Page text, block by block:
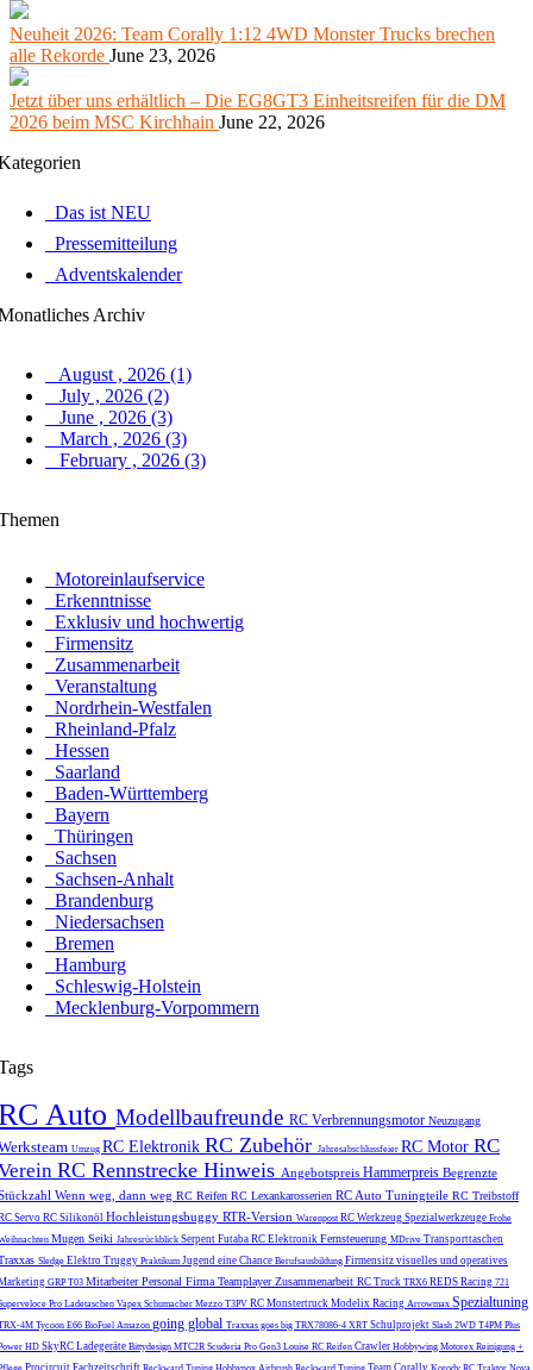
Neuheit 2026: Team Corally 1:12 4WD Monster Trucks brechen
alle Rekorde June 23, 2026
Jetzt über uns erhältlich – Die EG8GT3 Einheitsreifen für die DM
2026 beim MSC Kirchhain June 22, 2026
Das ist NEU
Pressemitteilung
Adventskalender
Archiv
August , 2026 (1)
July , 2026 (2)
June , 2026 (3)
March , 2026 (3)
February , 2026 (3)
Motoreinlaufservice
Erkenntnisse
Exklusiv und hochwertig
Firmensitz
Zusammenarbeit
Veranstaltung
Nordrhein-Westfalen
Rheinland-Pfalz
Hessen
Saarland
Baden-Württemberg
Bayern
Thüringen
Sachsen
Sachsen-Anhalt
Brandenburg
Niedersachsen
Bremen
Hamburg
Schleswig-Holstein
Mecklenburg-Vorpommern
Auto Modellbaufreunde RC Verbrennungsmotor Neuzugang
Umzug RC Elektronik RC Zubehör Jahresabschlussfeier RC Motor RC
RC Rennstrecke Hinweis Angebotspreis Hammerpreis Begrenzte
Wenn weg, dann weg RC Reifen RC Lexankarosserien RC Auto Tuningteile RC Treibstoff
Servo RC Silikonöl Hochleistungsbuggy RTR-Version Warenpost RC Werkzeug Spezialwerkzeuge Frohe
Mugen Seiki Jahresrückblick Serpent Futaba RC Elektronik Fernsteuerung MDrive Transporttaschen
Sledge Elektro Truggy Praktikum Jugend eine Chance Berufsausbildung Firmensitz visuelles und operatives
GRP T03 MitarbeiterPersonal Firma TeamplayerZusammenarbeit RC Truck TRX6 REDS Racing 721
Pro Ladetaschen Vapex Schumacher Mezzo T3PV RC Monstertruck Modelix Racing Arrowmax Spezialtuning
4M Tycoon E66 BioFuel Amazon going global Traxxas goes big TRX78086-4 XRT Schulprojekt Slash 2WD T4PM Plus
HD SkyRC Ladegeräte Bittydesign MTC2RScuderia Pro Gen3 Louise RC Reifen Crawler Hobbywing Motorex Reinigung +
Procircuit Fachzeitschrift Team Corally